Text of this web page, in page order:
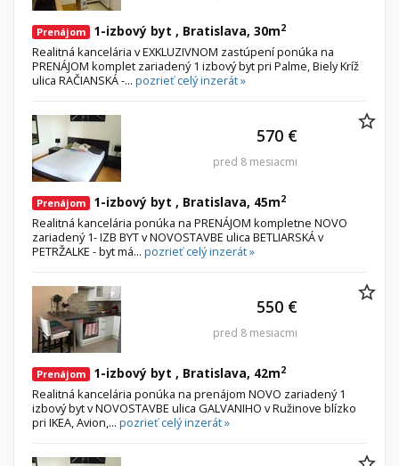
Prenájom 1-izbový byt , Bratislava, 30m2
Realitná kancelária v EXKLUZIVNOM zastúpení ponúka na
PRENÁJOM komplet zariadený 1 izbový byt pri Palme, Biely Kríž
ulica RAČIANSKÁ -... pozrieť celý inzerát »
Prenájom 1-izbový byt , Bratislava, 45m2
Realitná kancelária ponúka na PRENÁJOM kompletne NOVO
zariadený 1- IZB BYT v NOVOSTAVBE ulica BETLIARSKÁ v
PETRŽALKE - byt má... pozrieť celý inzerát »
570 €
pred 8 mesiacmi
Prenájom 1-izbový byt , Bratislava, 42m2
Realitná kancelária ponúka na prenájom NOVO zariadený 1
izbový byt v NOVOSTAVBE ulica GALVANIHO v Ružinove blízko
pri IKEA, Avion,... pozrieť celý inzerát »
550 €
pred 8 mesiacmi